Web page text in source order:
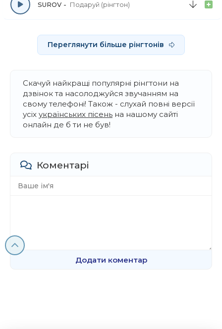
SUROV Подаруй (рінгтон)
Переглянути більше рінгтонів
Скачуй найкращі популярні рінгтони на
дзвінок та насолоджуйся звучанням на
свому телефоні! Також - слухай повні версії
усіх українських пісень на нашому сайті
онлайн де б ти не був!
Коментарі
Додати коментар